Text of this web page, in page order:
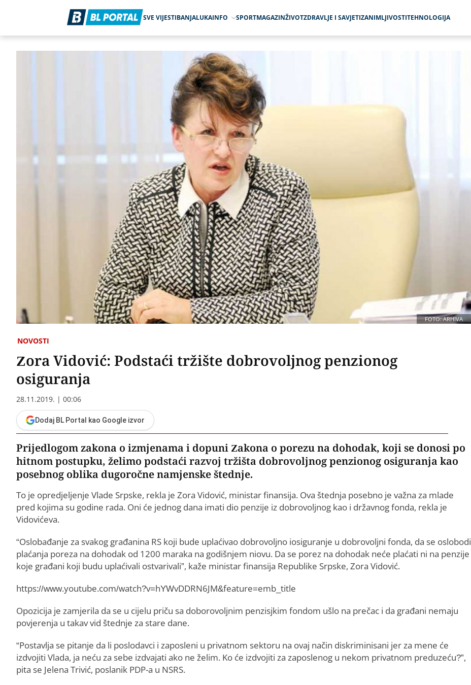
SVE VIJESTIBANJALUKAINFO SPORTMAGAZINŽIVOTZDRAVLJE I SAVJETIZANIMLJIVOSTITEHNOLOGIJA
FOTO: ARHIVA
NOVOSTI
Zora Vidović: Podstaći tržište dobrovoljnog penzionog
osiguranja
28.11.2019. | 00:06
Dodaj BL Portal kao Google izvor
Prijedlogom zakona o izmjenama i dopuni Zakona o porezu na dohodak, koji se donosi po
hitnom postupku, želimo podstaći razvoj tržišta dobrovoljnog penzionog osiguranja kao
posebnog oblika dugoročne namjenske štednje.
To je opredjeljenje Vlade Srpske, rekla je Zora Vidović, ministar finansija. Ova štednja posebno je važna za mlade
pred kojima su godine rada. Oni će jednog dana imati dio penzije iz dobrovoljnog kao i državnog fonda, rekla je
Vidovićeva.
“Oslobađanje za svakog građanina RS koji bude uplaćivao dobrovoljno iosiguranje u dobrovoljni fonda, da se oslobodi
plaćanja poreza na dohodak od 1200 maraka na godišnjem niovu. Da se porez na dohodak neće plaćati ni na penzije
koje građani koji budu uplaćivali ostvarivali”, kaže ministar finansija Republike Srpske, Zora Vidović.
https://www.youtube.com/watch?v=hYWvDDRN6JM&feature=emb_title
Opozicija je zamjerila da se u cijelu priču sa doborovoljnim penzisjkim fondom ušlo na prečac i da građani nemaju
povjerenja u takav vid štednje za stare dane.
“Postavlja se pitanje da li poslodavci i zaposleni u privatnom sektoru na ovaj način diskriminisani jer za mene će
izdvojiti Vlada, ja neću za sebe izdvajati ako ne želim. Ko će izdvojiti za zaposlenog u nekom privatnom preduzeću?”,
pita se Jelena Trivić, poslanik PDP-a u NSRS.